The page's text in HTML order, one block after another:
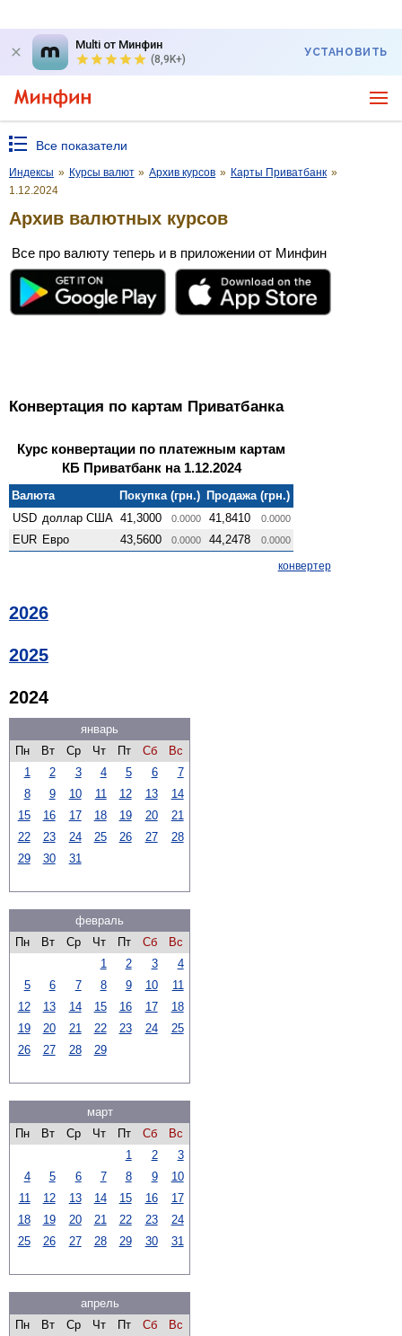
Multi от Минфин
(8,9K+)
УСТАНОВИТЬ
Все показатели
Индексы » Курсы валют » Архив курсов » Карты Приватбанк »
1.12.2024
Архив валютных курсов
Все про валюту теперь и в приложении от Минфин
Конвертация по картам Приватбанка
Курс конвертации по платежным картам
КБ Приватбанк на 1.12.2024
Валюта Покупка (грн.) Продажа (грн.)
USD доллар США 41,3000 0.0000 41,8410 0.0000
EUR Евро 43,5600 0.0000 44,2478 0.0000
конвертер
2026
2025
2024
январь
Пн
Вт Ср Чт Пт Сб
Вс
1
2 3 4 5 6
7
8
9 10 11 12 13
14
15
16 17 18 19 20
21
22
23 24 25 26 27
28
29
30 31
февраль
Пн
Вт Ср Чт Пт Сб
Вс
1
2 3
4
5
6 7 8 9 10
11
12
13 14 15 16 17
18
19
20 21 22 23 24
25
26
27 28 29
март
Пн
Вт Ср Чт Пт Сб
Вс
1
2
3
4
5 6 7 8 9
10
11
12 13 14 15 16
17
18
19 20 21 22 23
24
25
26 27 28 29 30 31
апрель
Пн
Вт Ср Чт Пт Сб
Вс